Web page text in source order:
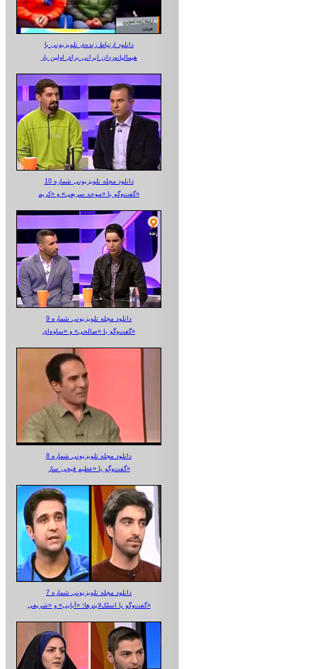
دانلود ارتباط زنده‌ی تلویزیونی‌ با
هیمالیانوردان ایرانی برای اولین بار
دانلود مجله تلویزیونی شماره 10
گفت‌وگو با «موحد سریعی» و «کریم»
دانلود مجله تلویزیونی شماره 9
گفت‌وگو با «صالحی» و «ساوه‌ای»
دانلود مجله تلویزیونی شماره 8
گفت‌وگو با «عظیم قیچی ساز»
دانلود مجله تلویزیونی شماره 7
گفت‌وگو با اسلک‌لاینرها؛ «آبایی» و «شریفی»